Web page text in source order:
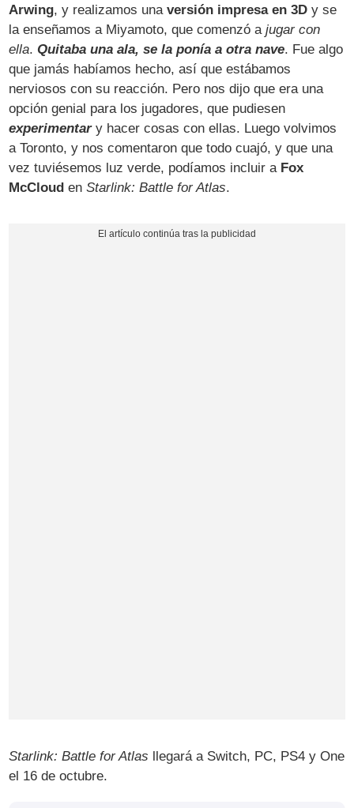
Arwing, y realizamos unaversión impresa en 3D y se
la enseñamos a Miyamoto, que comenzó ajugar con
ella.Quitaba una ala, se la ponía a otra nave. Fue algo
que jamás habíamos hecho, así que estábamos
nerviosos con su reacción. Pero nos dijo que era una
opción genial para los jugadores, que pudiesen
experimentary hacer cosas con ellas. Luego volvimos
a Toronto, y nos comentaron que todo cuajó, y que una
vez tuviésemos luz verde, podíamos incluir a Fox
McCloud enStarlink: Battle for Atlas.
Starlink: Battle for Atlas llegará a Switch, PC, PS4 y One
el 16 de octubre.